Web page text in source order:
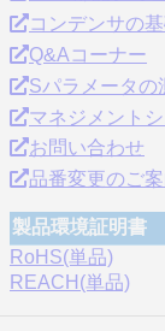
コンデンサの
Q&Aコーナー
Sパラメータの
マネジメント
お問い合わせ
品番変更のご
製品環境証明書
RoHS(単品)
REACH(単品)